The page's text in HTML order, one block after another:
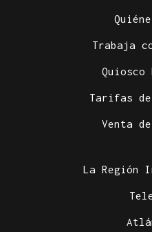
Trabaja
Quiosco
Tarifas
Venta
La Región